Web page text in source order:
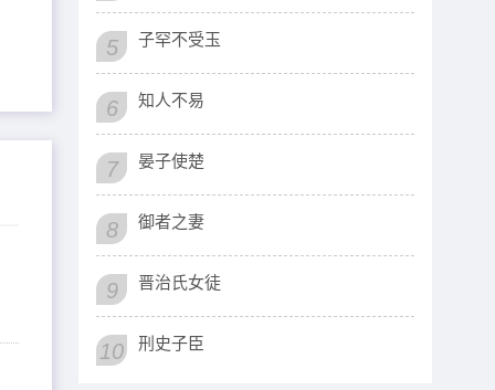
5 子罕不受玉
6 知人不易
7 晏子使楚
8 御者之妻
9 晋治氏女徒
10 刑史子臣